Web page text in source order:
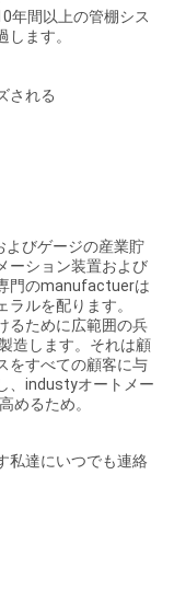
年間以上の管棚シス
ます。
される
よびゲージの産業貯
ーション装置および
門のmanufactuerは
ルを配ります。
るために広範囲の兵
造します。それは顧
をすべての顧客に与
、industyオートメー
めるため。
私達にいつでも連絡